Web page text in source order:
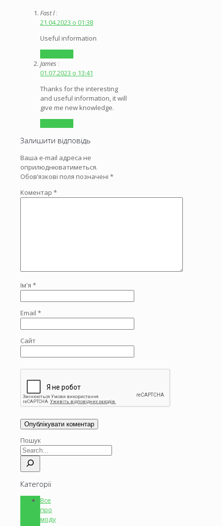
Fast l :
21.04.2023 о 01:38
Useful information
James :
01.07.2023 о 13:41
Thanks for the interesting
and useful information, it will
give me new knowledge.
Залишити відповідь
Ваша e-mail адреса не
оприлюднюватиметься.
Обов’язкові поля позначені *
Коментар *
Ім'я *
Email *
Сайт
Пошук
Категорії
Все
про
моду